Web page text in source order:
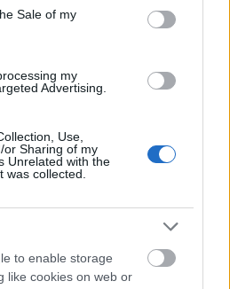
Sale of my
my
Advertising.
Use,
or Sharing of my
Unrelated with the
was collected.
to enable storage
like cookies on web or
pontos
újra a politikai
Azon túl, hogy véget
és végre kimondotta
egy új, "illiberális állam"
egyáltalán nem
- vita a